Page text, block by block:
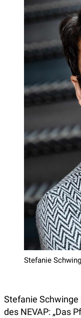
Stefanie
Stefanie
des NEVAP: „Das